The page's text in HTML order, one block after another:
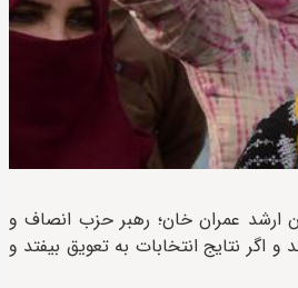
ارشد عمران خان؛ رهبر حزب انصاف و
نتایج انتخابات به تعویق بیفتد و